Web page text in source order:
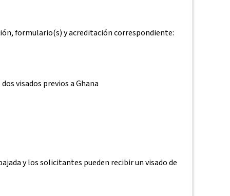
formulario(s) y acreditación correspondiente:
visados previos a Ghana
y los solicitantes pueden recibir un visado de